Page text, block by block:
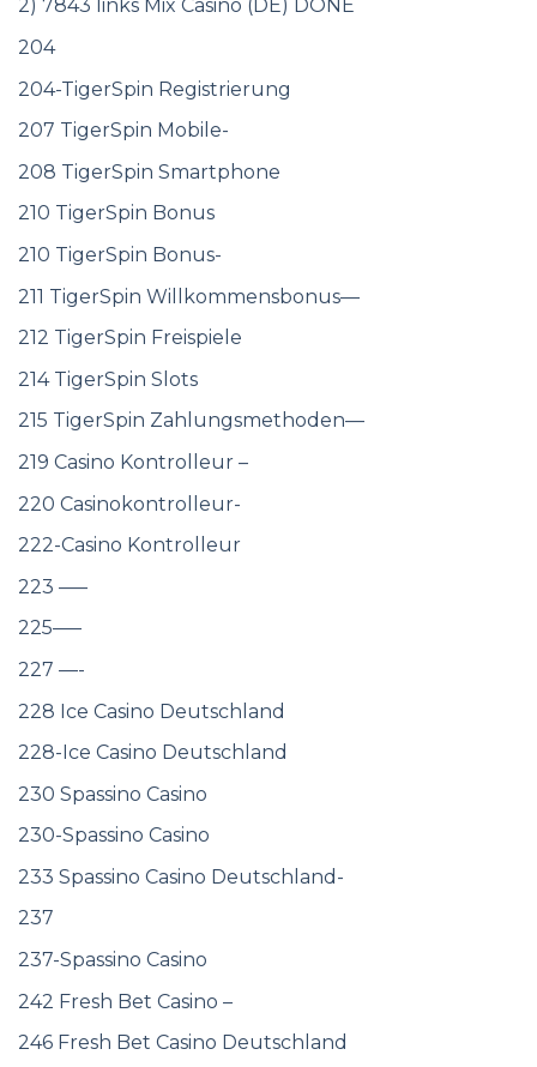
2) 7843 links Mix Casino (DE) DONE
204
204-TigerSpin Registrierung
207 TigerSpin Mobile-
208 TigerSpin Smartphone
210 TigerSpin Bonus
210 TigerSpin Bonus-
211 TigerSpin Willkommensbonus—
212 TigerSpin Freispiele
214 TigerSpin Slots
215 TigerSpin Zahlungsmethoden—
219 Casino Kontrolleur –
220 Casinokontrolleur-
222-Casino Kontrolleur
223 —–
225—–
227 —-
228 Ice Casino Deutschland
228-Ice Casino Deutschland
230 Spassino Casino
230-Spassino Casino
233 Spassino Casino Deutschland-
237
237-Spassino Casino
242 Fresh Bet Casino –
246 Fresh Bet Casino Deutschland